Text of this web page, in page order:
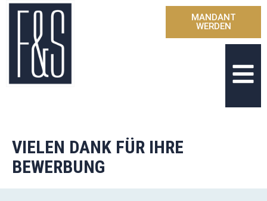
MANDANT
WERDEN
VIELEN DANK FÜR IHRE
BEWERBUNG